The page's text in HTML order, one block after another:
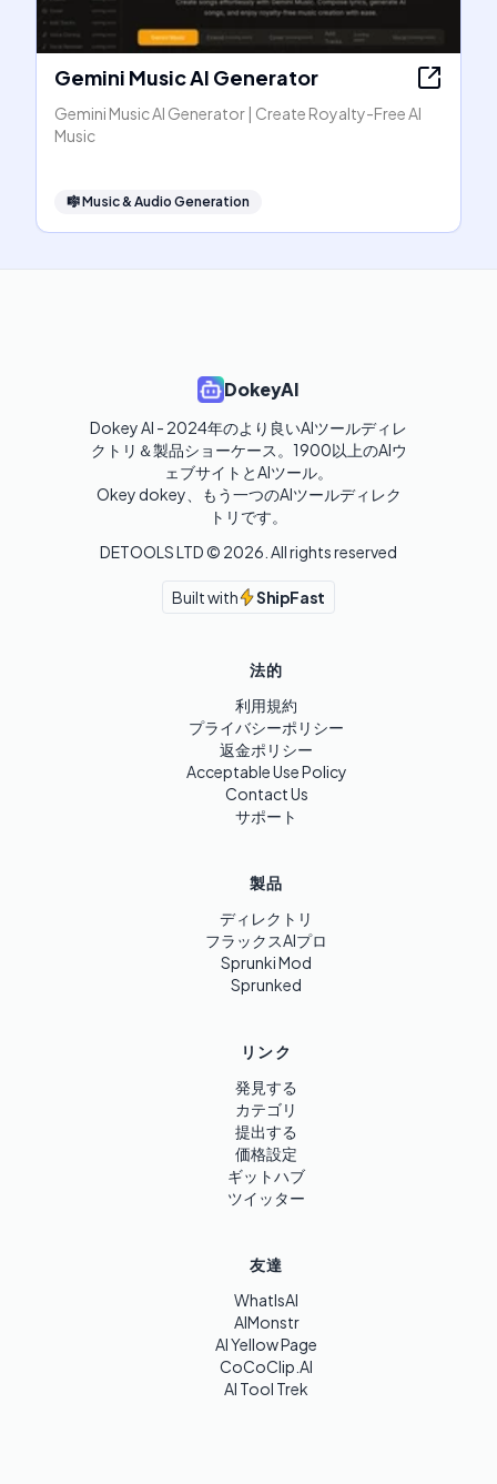
Gemini Music AI Generator
Gemini Music AI Generator | Create Royalty-Free AI
Music
🎼Music & Audio Generation
DokeyAI
Dokey AI - 2024年のより良いAIツールディレ
クトリ＆製品ショーケース。1900以上のAIウ
ェブサイトとAIツール。
Okey dokey、もう一つのAIツールディレク
トリです。
DETOOLS LTD © 2026 . All rights reserved
Built with ShipFast
法的
利用規約
プライバシーポリシー
返金ポリシー
Acceptable Use Policy
Contact Us
サポート
製品
ディレクトリ
フラックスAIプロ
Sprunki Mod
Sprunked
リンク
発見する
カテゴリ
提出する
価格設定
ギットハブ
ツイッター
友達
WhatIsAI
AIMonstr
AI Yellow Page
CoCoClip.AI
AI Tool Trek